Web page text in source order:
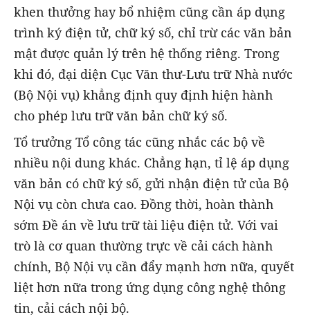
khen thưởng hay bổ nhiệm cũng cần áp dụng
trình ký điện tử, chữ ký số, chỉ trừ các văn bản
mật được quản lý trên hệ thống riêng. Trong
khi đó, đại diện Cục Văn thư-Lưu trữ Nhà nước
(Bộ Nội vụ) khẳng định quy định hiện hành
cho phép lưu trữ văn bản chữ ký số.
Tổ trưởng Tổ công tác cũng nhắc các bộ về
nhiều nội dung khác. Chẳng hạn, tỉ lệ áp dụng
văn bản có chữ ký số, gửi nhận điện tử của Bộ
Nội vụ còn chưa cao. Đồng thời, hoàn thành
sớm Đề án về lưu trữ tài liệu điện tử. Với vai
trò là cơ quan thường trực về cải cách hành
chính, Bộ Nội vụ cần đẩy mạnh hơn nữa, quyết
liệt hơn nữa trong ứng dụng công nghệ thông
tin, cải cách nội bộ.